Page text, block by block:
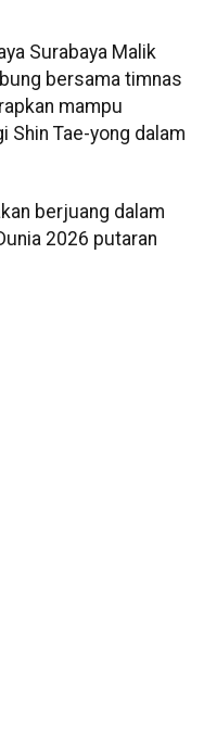
Surabaya Malik
bersama timnas
mampu
Shin Tae-yong dalam
berjuang dalam
2026 putaran